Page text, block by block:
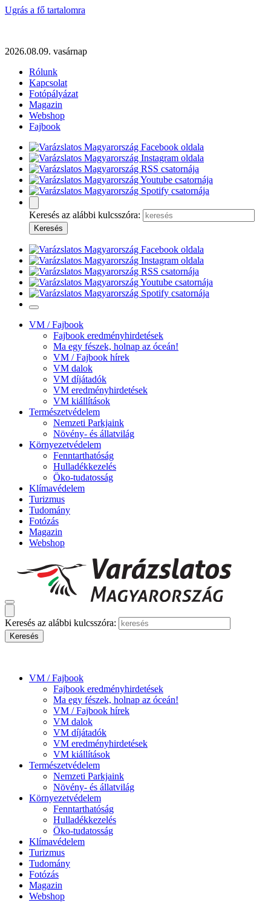
Ugrás a fő tartalomra
2026.08.09. vasárnap
Rólunk
Kapcsolat
Fotópályázat
Magazin
Webshop
Fajbook
Keresés az alábbi kulcsszóra:
VM / Fajbook
Fajbook eredményhirdetések
Ma egy fészek, holnap az óceán!
VM / Fajbook hírek
VM dalok
VM díjátadók
VM eredményhirdetések
VM kiállítások
Természetvédelem
Nemzeti Parkjaink
Növény- és állatvilág
Környezetvédelem
Fenntarthatóság
Hulladékkezelés
Öko-tudatosság
Klímavédelem
Turizmus
Tudomány
Fotózás
Magazin
Webshop
Keresés az alábbi kulcsszóra:
VM / Fajbook
Fajbook eredményhirdetések
Ma egy fészek, holnap az óceán!
VM / Fajbook hírek
VM dalok
VM díjátadók
VM eredményhirdetések
VM kiállítások
Természetvédelem
Nemzeti Parkjaink
Növény- és állatvilág
Környezetvédelem
Fenntarthatóság
Hulladékkezelés
Öko-tudatosság
Klímavédelem
Turizmus
Tudomány
Fotózás
Magazin
Webshop